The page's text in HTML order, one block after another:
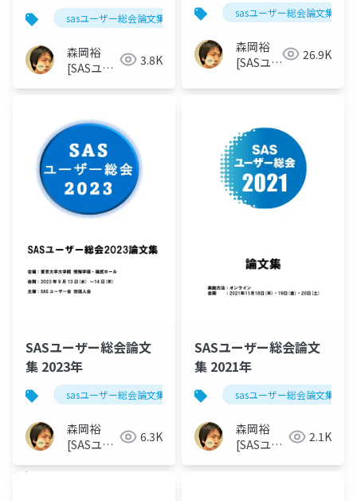
sasユーザー総会論文集 2018年
森岡裕
[SASユー
3.8K
sasユーザー総会論文集
森岡裕
[SASユー
世話人]
26.9K
SASユーザー総会論文
集 2023年
sasユーザー総会論文集 2023年
森岡裕
[SASユー
6.3K
SASユーザー総会論文
集 2021年
sasユーザー総会論文集
森岡裕
[SASユー
2.1K